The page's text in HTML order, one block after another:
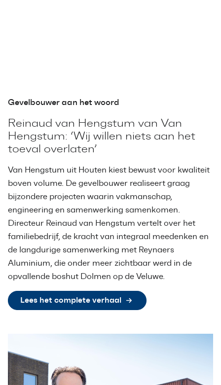
Gevelbouwer aan het woord
Reinaud van Hengstum van Van
Hengstum: ‘Wij willen niets aan het
toeval overlaten’
Van Hengstum uit Houten kiest bewust voor kwaliteit
boven volume. De gevelbouwer realiseert graag
bijzondere projecten waarin vakmanschap,
engineering en samenwerking samenkomen.
Directeur Reinaud van Hengstum vertelt over het
familiebedrijf, de kracht van integraal meedenken en
de langdurige samenwerking met Reynaers
Aluminium, die onder meer zichtbaar werd in de
opvallende boshut Dolmen op de Veluwe.
Lees het complete verhaal